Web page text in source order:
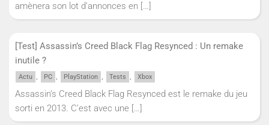
amènera son lot d’annonces en […]
[Test] Assassin’s Creed Black Flag Resynced : Un remake
inutile ?
Actu , PC , PlayStation , Tests , Xbox
Assassin’s Creed Black Flag Resynced est le remake du jeu
sorti en 2013. C’est avec une […]